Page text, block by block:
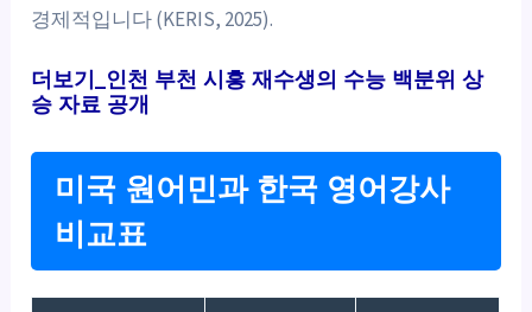
경제적입니다 (KERIS, 2025).
더보기_인천 부천 시흥 재수생의 수능 백분위 상
승 자료 공개
미국 원어민과 한국 영어강사
비교표